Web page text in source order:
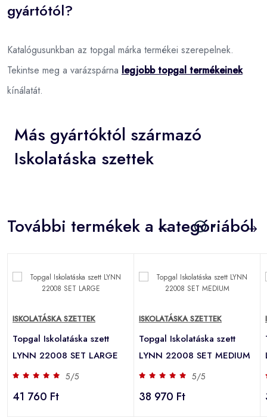
gyártótól?
Katalógusunkban az topgal márka termékei szerepelnek.
Tekintse meg a varázspárna legjobb topgal termékeinek
kínálatát.
Más gyártóktól származó
Iskolatáska szettek
További termékek a kategóriából
ISKOLATÁSKA SZETTEK
Topgal Iskolatáska szett
LYNN 22008 SET LARGE
5/5
41 760 Ft
ISKOLATÁSKA SZETTEK
Topgal Iskolatáska szett
LYNN 22008 SET MEDIUM
5/5
38 970 Ft